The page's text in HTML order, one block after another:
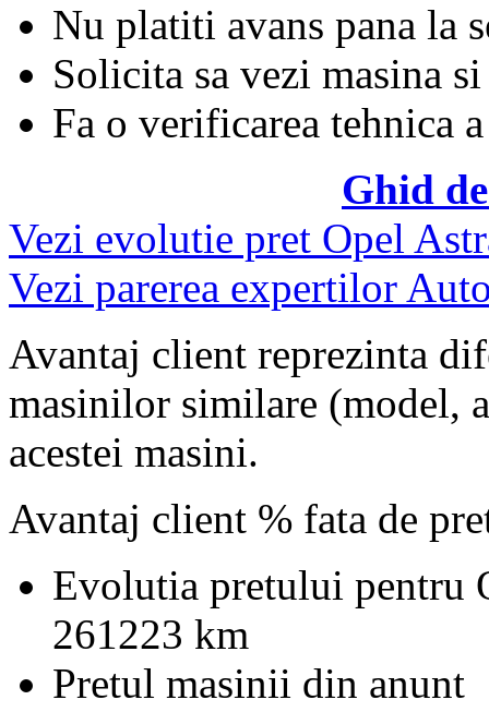
Nu platiti avans pana la
Solicita sa vezi masina si
Fa o verificarea tehnica
Ghid
Vezi evolutie pret Opel
Vezi parerea expertilor
Avantaj client reprezinta
masinilor similare (model,
acestei masini.
Avantaj client % fata de
Evolutia pretului pentru
261223 km
Pretul masinii din anunt